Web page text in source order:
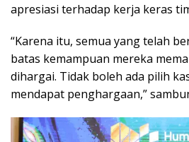
apresiasi terhadap kerja keras
“Karena itu, semua yang telah
batas kemampuan mereka
dihargai. Tidak boleh ada pilih
mendapat penghargaan,”